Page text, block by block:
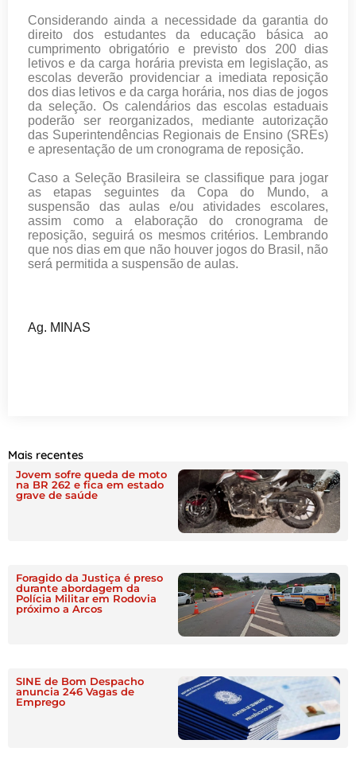
Considerando ainda a necessidade da garantia do
direito dos estudantes da educação básica ao
cumprimento obrigatório e previsto dos 200 dias
letivos e da carga horária prevista em legislação, as
escolas deverão providenciar a imediata reposição
dos dias letivos e da carga horária, nos dias de jogos
da seleção. Os calendários das escolas estaduais
poderão ser reorganizados, mediante autorização
das Superintendências Regionais de Ensino (SREs)
e apresentação de um cronograma de reposição.
Caso a Seleção Brasileira se classifique para jogar
as etapas seguintes da Copa do Mundo, a
suspensão das aulas e/ou atividades escolares,
assim como a elaboração do cronograma de
reposição, seguirá os mesmos critérios. Lembrando
que nos dias em que não houver jogos do Brasil, não
será permitida a suspensão de aulas.
Ag. MINAS
Mais recentes
Jovem sofre queda de moto
na BR 262 e fica em estado
grave de saúde
Foragido da Justiça é preso
durante abordagem da
Polícia Militar em Rodovia
próximo a Arcos
SINE de Bom Despacho
anuncia 246 Vagas de
Emprego